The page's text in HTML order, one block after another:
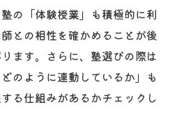
した塾の夏期講習活用法
して学力アップへ
い塾を見抜くためのチェッ
判を活用した安全な選び方
の「体験授業」も積極的に利
との相性を確かめることが後
ます。さらに、塾選びの際は
のように連動しているか」も
る仕組みがあるかチェックし